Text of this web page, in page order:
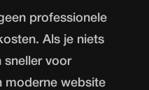
professionele
Als je niets
sneller voor
moderne website